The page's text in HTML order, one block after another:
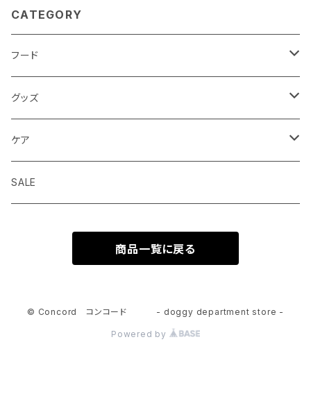
CATEGORY
フード
ドライフード
ウェットフード
トリーツ おやつ
グッズ
首輪 カラー
seven seas dog
ハーネス 胴輪
seven seas dog
トーイ おもちゃ
ウエア 服
ケア
シャンプー
SALE
商品一覧に戻る
© Concord コンコード - doggy department store -
Powered by